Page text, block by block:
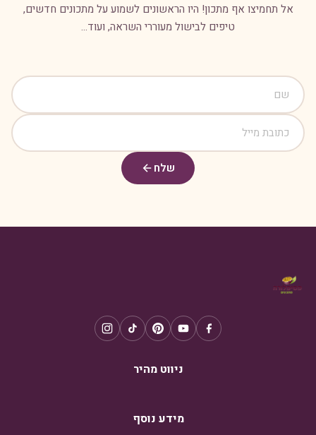
אל תחמיצו אף מתכון! היו הראשונים לשמוע על מתכונים חדשים,
טיפים לבישול מעוררי השראה, ועוד...
שלח
ניווט מהיר
מידע נוסף